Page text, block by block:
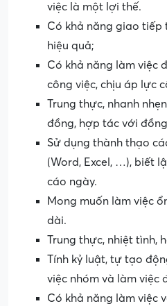
việc là một lợi thế.
Có khả năng giao tiếp
hiệu quả;
Có khả năng làm việc
công việc, chịu áp lực
Trung thực, nhanh
đồng, hợp tác với
Sử dụng thành thạo
(Word, Excel, …), biết
cáo ngày.
Mong muốn làm việc
dài.
Trung thực, nhiệt tình,
Tính kỷ luật, tự tạo
việc nhóm và làm việc
Có khả năng làm việc